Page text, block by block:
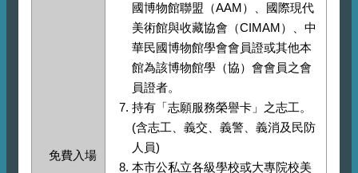
免費入場
國博物館聯盟（AAM）、國際現代
美術館與收藏協會（CIMAM）、中
華民國博物館學會會員證或其他本
館為該博物館學（協）會會員之會
員證者。
持有「志願服務榮譽卡」之志工。
(含志工、義交、義警、義消及民防
人員)
本市公私立各級學校或大專院校美